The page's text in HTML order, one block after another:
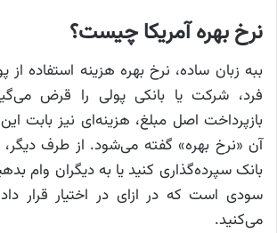
نرخ بهره آمریکا چیست؟
ببه زبان ساده، نرخ بهره هزینه استفاده
فرد، شرکت یا بانکی پولی را قرض
بازپرداخت اصل مبلغ، هزینه‌ای نیز بابت
آن «نرخ بهره» گفته می‌شود. از طرف دیگر،
بانک سپرده‌گذاری کنید یا به دیگران وام
سودی است که در ازای در اختیار قرار
می‌کنید.